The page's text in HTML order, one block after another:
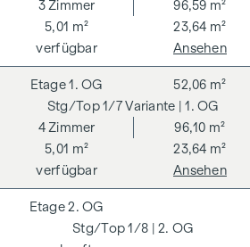
3Zimmer 96,59 m²
5,01 m² 23,64 m²
verfügbar Ansehen
1/7 Variante | 1. OG
1. OG
4Zimmer 96,10 m²
52,06 m²
5,01 m² 23,64 m²
verfügbar Ansehen
1/8 | 2. OG
2. OG